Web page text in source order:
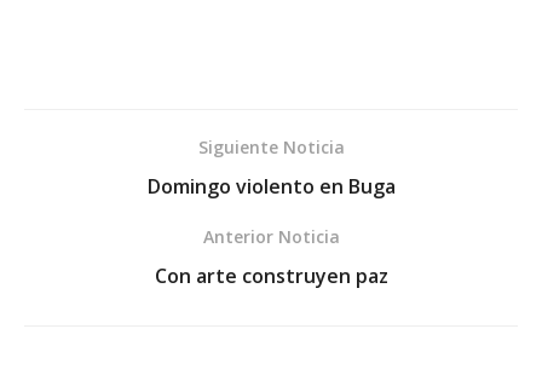
Siguiente Noticia
Domingo violento en Buga
Anterior Noticia
Con arte construyen paz